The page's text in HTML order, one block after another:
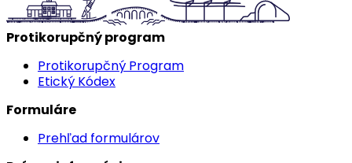
Protikorupčný program
Protikorupčný Program
Etický Kódex
Formuláre
Prehľad formulárov